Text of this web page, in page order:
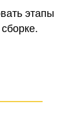
этапы